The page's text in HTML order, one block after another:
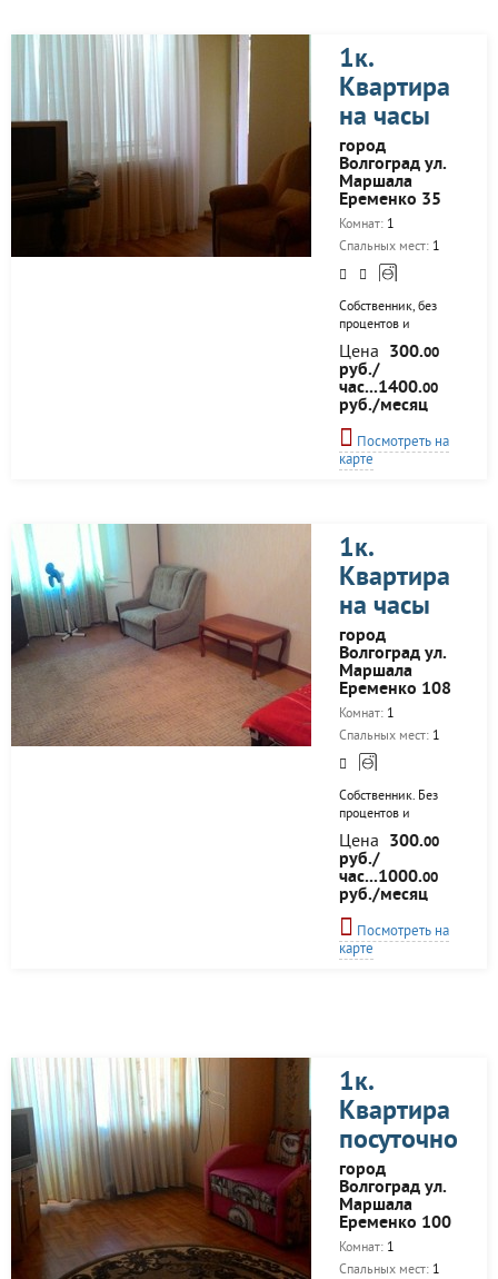
1к.
Квартира
на часы
город
Волгоград ул.
Маршала
Еременко 35
Комнат: 1
Спальных мест: 1
Собственник, без
процентов и
переплат. Все есть
для комфортного
проживания. Чисто
и уютно.
Цена 300.00
руб./
час...1400.00
руб./месяц
Посмотреть на
карте
1к.
Квартира
на часы
город
Волгоград ул.
Маршала
Еременко 108
Комнат: 1
Спальных мест: 1
Собственник. Без
процентов и
переплат. Все есть
для комфортного
проживания. Чисто
и уютно.
Цена 300.00
руб./
час...1000.00
руб./месяц
Посмотреть на
карте
1к.
Квартира
посуточно
город
Волгоград ул.
Маршала
Еременко 100
Комнат: 1
Спальных мест: 1